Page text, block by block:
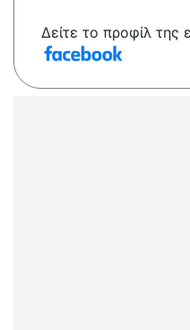
Δείτε το προφίλ της